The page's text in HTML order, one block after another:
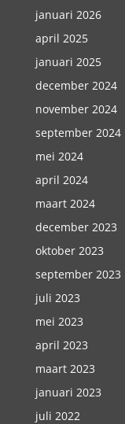
januari 2026
april 2025
januari 2025
december 2024
november 2024
september 2024
mei 2024
april 2024
maart 2024
december 2023
oktober 2023
september 2023
juli 2023
mei 2023
april 2023
maart 2023
januari 2023
juli 2022